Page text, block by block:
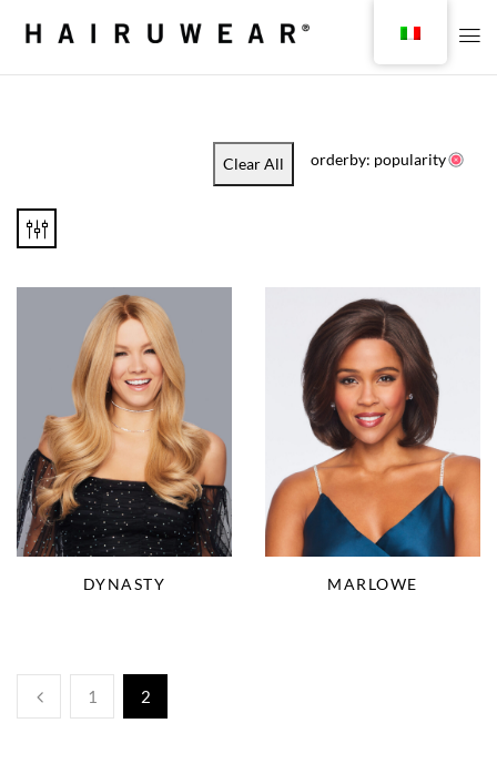
Clear All orderby: popularity
DYNASTY MARLOWE
1 2